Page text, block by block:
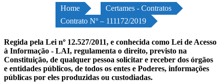
Home
Certames - Contratos
Contrato Nº – 111172/2019
Regida pela Lei nº 12.527/2011, e conhecida como Lei de Acesso
à Informação - LAI, regulamenta o direito, previsto na
Constituição, de qualquer pessoa solicitar e receber dos órgãos
e entidades públicos, de todos os entes e Poderes, informações
públicas por eles produzidas ou custodiadas.